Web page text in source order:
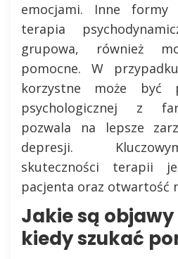
emocjami. Inne
terapia
grupowa, również
pomocne. W
korzystne może być
psychologicznej z
pozwala na lepsze
depresji.
skuteczności terapii
pacjenta oraz otwartość
Jakie są
kiedy szukać